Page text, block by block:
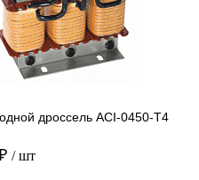
дроссель ACI-0450-T4
/ шт